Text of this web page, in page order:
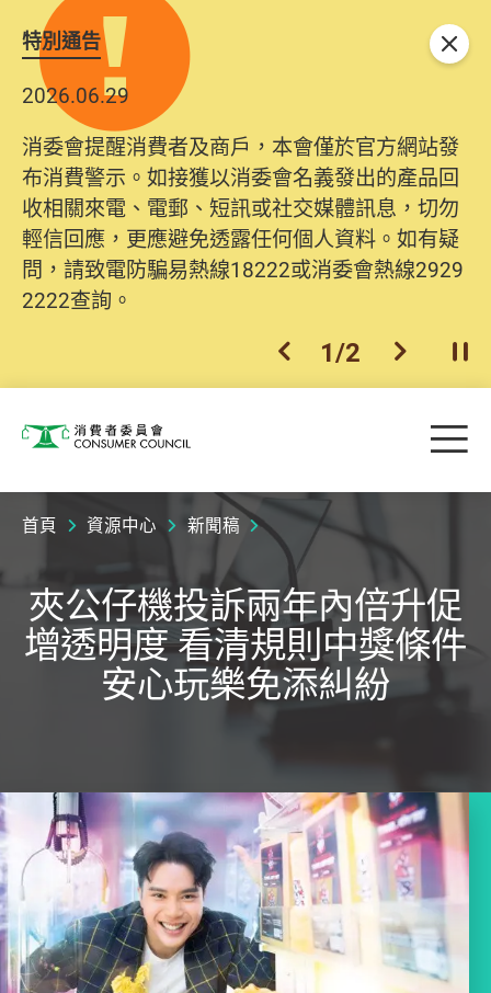
特別通告
2026.06.29
消委會提醒消費者及商戶，本會僅於官方網站發
布消費警示。如接獲以消委會名義發出的產品回
收相關來電、電郵、短訊或社交媒體訊息，切勿
輕信回應，更應避免透露任何個人資料。如有疑
問，請致電防騙易熱線18222或消委會熱線2929
2222查詢。
上一個
1/2 下一個開
關閉
消費者委員會 目
首頁 資源中心 新聞稿
夾公仔機投訴兩年內倍升促
增透明度 看清規則中獎條件
安心玩樂免添糾紛